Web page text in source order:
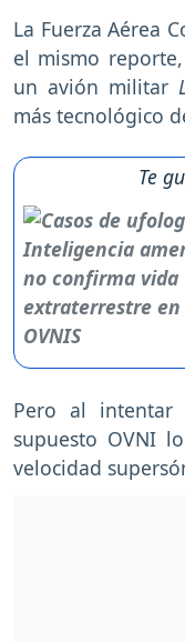
La Fuerza Aérea
el mismo
un avión militar
más tecnológico
Te
Pero al intentar
supuesto OVNI
velocidad